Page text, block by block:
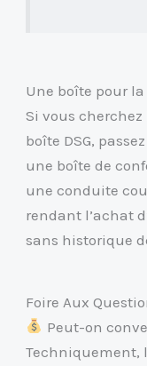
Une boîte pour
Si vous
boîte DSG,
une boîte de
une conduite
rendant l’achat
sans historique
Foire Aux
Peut-on
Techniquement,